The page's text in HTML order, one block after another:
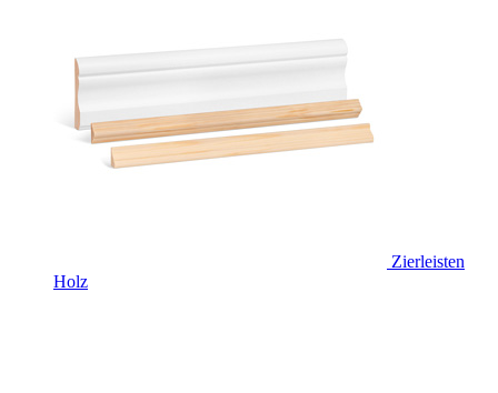
Zierleisten
Holz